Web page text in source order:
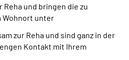
Reha und bringen die zu
Wohnort unter
zur Reha und sind ganz in der
Kontakt mit Ihrem